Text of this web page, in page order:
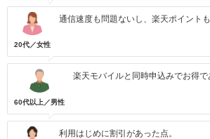
20代／女性
通信速度も問題ないし、楽天ポイントも
60代以上／男性
楽天モバイルと同時申込みでお得で
利用はじめに割引があった点。